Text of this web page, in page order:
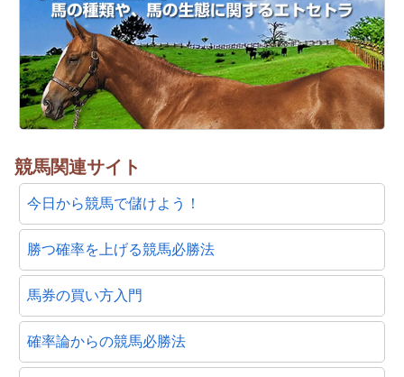
競馬関連サイト
今日から競馬で儲けよう！
勝つ確率を上げる競馬必勝法
馬券の買い方入門
確率論からの競馬必勝法